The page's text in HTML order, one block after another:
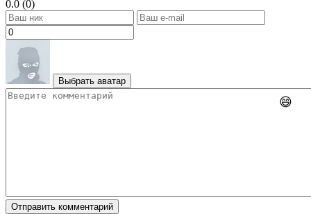
0.0 (0)
Выбрать аватар
😄
Отправить комментарий